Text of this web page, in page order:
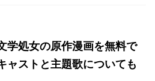
学処女の原作漫画を無料で
ャストと主題歌についても